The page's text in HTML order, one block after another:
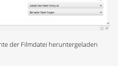
der Filmdatei heruntergeladen